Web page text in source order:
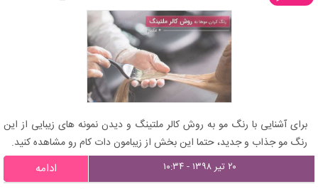
برای آشنایی با رنگ مو به روش کالر ملتینگ و دیدن نمونه های زیبایی از این
رنگ مو جذاب و جدید، حتما این بخش از زیبامون دات کام رو مشاهده کنید.
۲۰ تیر ۱۳۹۸ - ۱۰:۳۴ ادامه